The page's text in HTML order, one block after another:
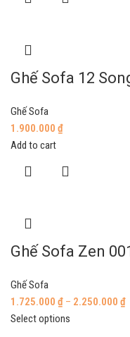
Ghế Sofa 12
Ghế Sofa
1.900.000 ₫
Add to cart
Ghế Sofa Zen
Ghế Sofa
1.725.000 ₫ – 2.250.000 ₫
Select options